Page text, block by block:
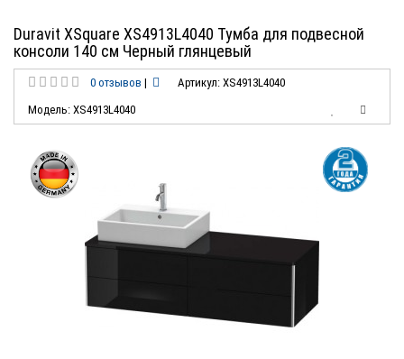
Duravit XSquare XS4913L4040 Тумба для подвесной
консоли 140 см Черный глянцевый
0 отзывов |
Артикул: XS4913L4040
Модель: XS4913L4040